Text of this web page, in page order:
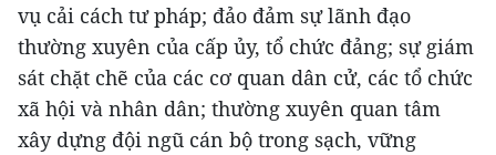
vụ cải cách tư pháp; đảo đảm sự lãnh đạo
thường xuyên của cấp ủy, tổ chức đảng; sự giám
sát chặt chẽ của các cơ quan dân cử, các tổ chức
xã hội và nhân dân; thường xuyên quan tâm
xây dựng đội ngũ cán bộ trong sạch, vững